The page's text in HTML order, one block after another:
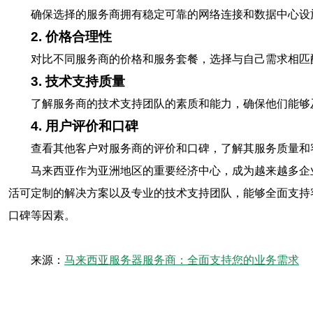
确保选择的服务商拥有稳定可靠的网络连接和数据中心
2. 价格合理性
对比不同服务商的价格和服务套餐，选择与自己需求相
3. 技术支持质量
了解服务商的技术支持团队的素质和能力，确保他们能
4. 用户评价和口碑
查看其他客户对服务商的评价和口碑，了解其服务质量
马来西亚作为亚洲地区的重要经济中心，成为越来越多
活可定制的解决方案以及专业的技术支持团队，能够全面支
口碑等因素。
来源： 马来西亚服务器服务商：全面支持您的业务需求